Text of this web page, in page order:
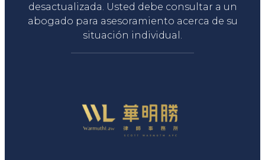
desactualizada. Usted debe consultar a un
abogado para asesoramiento acerca de su
situación individual.